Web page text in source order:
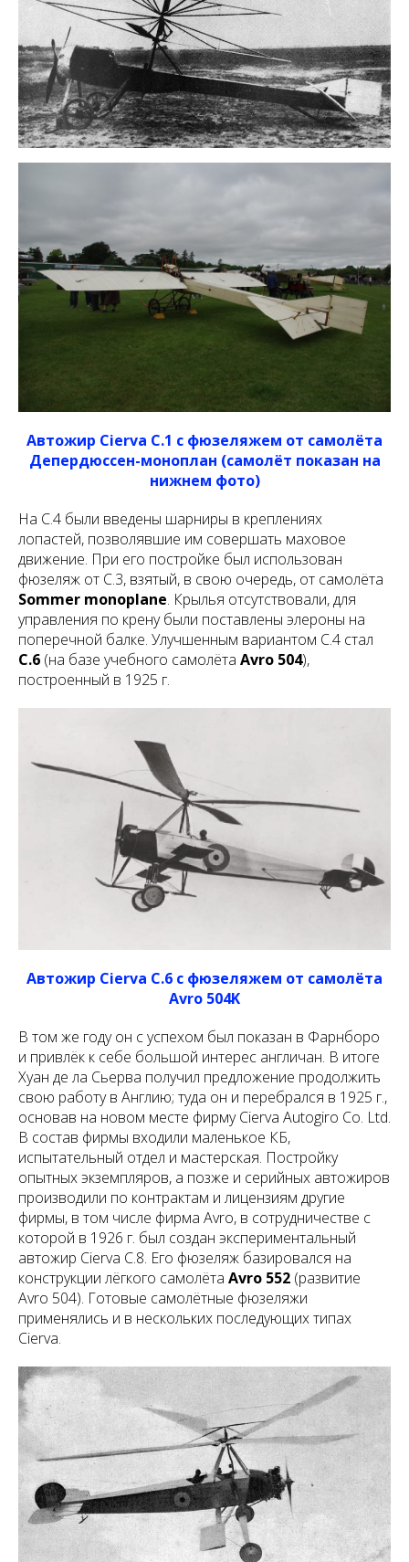
Автожир Cierva C.1 с фюзеляжем от самолёта
Депердюссен-моноплан (самолёт показан на
нижнем фото)
На С.4 были введены шарниры в креплениях
лопастей, позволявшие им совершать маховое
движение. При его постройке был использован
фюзеляж от C.3, взятый, в свою очередь, от самолёта
Sommer monoplane. Крылья отсутствовали, для
управления по крену были поставлены элероны на
поперечной балке. Улучшенным вариантом С.4 стал
С.6 (на базе учебного самолёта Avro 504),
построенный в 1925 г.
Автожир Cierva C.6 с фюзеляжем от самолёта
Avro 504K
В том же году он с успехом был показан в Фарнборо
и привлёк к себе большой интерес англичан. В итоге
Хуан де ла Сьерва получил предложение продолжить
свою работу в Англию; туда он и перебрался в 1925 г.,
основав на новом месте фирму Cierva Autogiro Co. Ltd.
В состав фирмы входили маленькое КБ,
испытательный отдел и мастерская. Постройку
опытных экземпляров, а позже и серийных автожиров
производили по контрактам и лицензиям другие
фирмы, в том числе фирма Avro, в сотрудничестве с
которой в 1926 г. был создан экспериментальный
автожир Cierva C.8. Его фюзеляж базировался на
конструкции лёгкого самолёта Avro 552 (развитие
Avro 504). Готовые самолётные фюзеляжи
применялись и в нескольких последующих типах
Cierva.